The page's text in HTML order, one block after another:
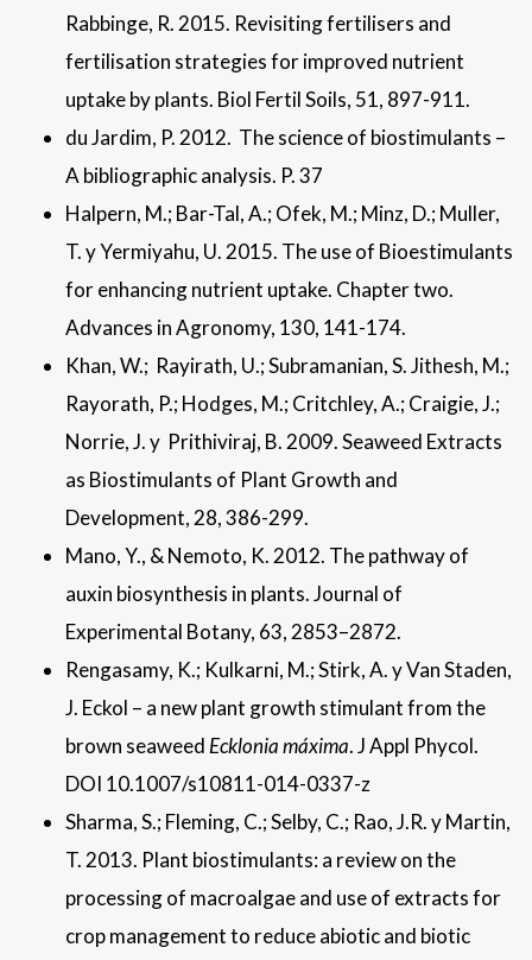
Rabbinge, R. 2015. Revisiting fertilisers and
fertilisation strategies for improved nutrient
uptake by plants. Biol Fertil Soils, 51, 897-911.
du Jardim, P. 2012. The science of biostimulants –
A bibliographic analysis. P. 37
Halpern, M.; Bar-Tal, A.; Ofek, M.; Minz, D.; Muller,
T. y Yermiyahu, U. 2015. The use of Bioestimulants
for enhancing nutrient uptake. Chapter two.
Advances in Agronomy, 130, 141-174.
Khan, W.; Rayirath, U.; Subramanian, S. Jithesh, M.;
Rayorath, P.; Hodges, M.; Critchley, A.; Craigie, J.;
Norrie, J. y Prithiviraj, B. 2009. Seaweed Extracts
as Biostimulants of Plant Growth and
Development, 28, 386-299.
Mano, Y., & Nemoto, K. 2012. The pathway of
auxin biosynthesis in plants. Journal of
Experimental Botany, 63, 2853–2872.
Rengasamy, K.; Kulkarni, M.; Stirk, A. y Van Staden,
J. Eckol – a new plant growth stimulant from the
brown seaweedEcklonia máxima. J Appl Phycol.
DOI 10.1007/s10811-014-0337-z
Sharma, S.; Fleming, C.; Selby, C.; Rao, J.R. y Martin,
T. 2013. Plant biostimulants: a review on the
processing of macroalgae and use of extracts for
crop management to reduce abiotic and biotic